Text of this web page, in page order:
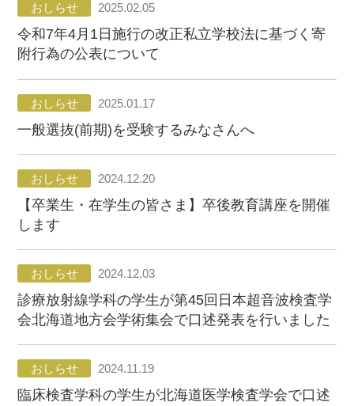
おしらせ 2025.02.05
令和7年4月1日施行の改正私立学校法に基づく寄
附行為の公表について
おしらせ 2025.01.17
一般選抜(前期)を受験するみなさんへ
おしらせ 2024.12.20
【卒業生・在学生の皆さま】卒後教育講座を開催
します
おしらせ 2024.12.03
診療放射線学科の学生が第45回日本超音波検査学
会北海道地方会学術集会で口述発表を行いました
おしらせ 2024.11.19
臨床検査学科の学生が北海道医学検査学会で口述